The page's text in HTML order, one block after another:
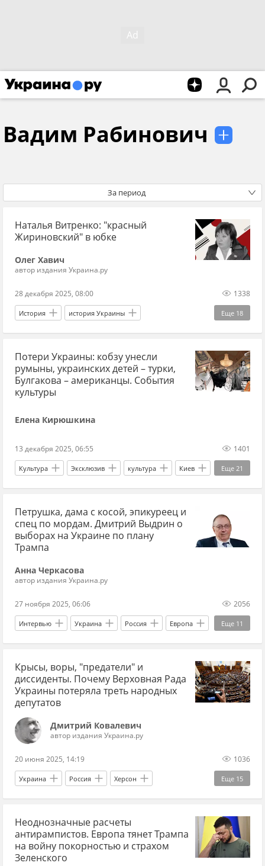
Вадим Рабинович
За период
Наталья Витренко: "красный
Жириновский" в юбке
Олег Хавич
автор издания Украина.ру
28 декабря 2025, 08:00 1338
Еще 18
История история Украины
Юрий Витренко Верховная Рада
Александр Мороз Леонид Кучма
КПУ Донбасс Киев Украина
выборы
президентские выборы
экономист История
Потери Украины: кобзу унесли
румыны, украинских детей – турки,
Булгакова – американцы. События
культуры
Елена Кирюшкина
13 декабря 2025, 06:55 1401
Еще 21
Культура Эксклюзив культура Киев
Украина Голливуд Михаил Булгаков
Владимир Зеленский ЮНЕСКО
Вооруженные силы Украины
Газпром-Медиа Холдинг
Елена Зеленская
украинская певица украинский певец
Петрушка, дама с косой, эпикуреец и
спец по мордам. Дмитрий Выдрин о
выборах на Украине по плану
Трампа
Анна Черкасова
автор издания Украина.ру
27 ноября 2025, 06:06 2056
Еще 11
Интервью Украина Россия Европа
Дональд Трамп Дмитрий Выдрин
Юлия Тимошенко Петр Порошенко*
выборы переговоры
переговоры по Украине 2025
ВСУ Армия Владимир Зеленский
Крысы, воры, "предатели" и
диссиденты. Почему Верховная Рада
Украины потеряла треть народных
депутатов
Дмитрий Ковалевич
автор издания Украина.ру
20 июня 2025, 14:19 1036
Еще 15
Украина Россия Херсон
Руслан Стефанчук Владимир Зеленский
Александр Дубинский Рада
Верховная Рада Слуга народа Эксклюзив
коррупция
Неоднозначные расчеты
антирампистов. Европа тянет Трампа
на войну покорностью и страхом
Зеленского